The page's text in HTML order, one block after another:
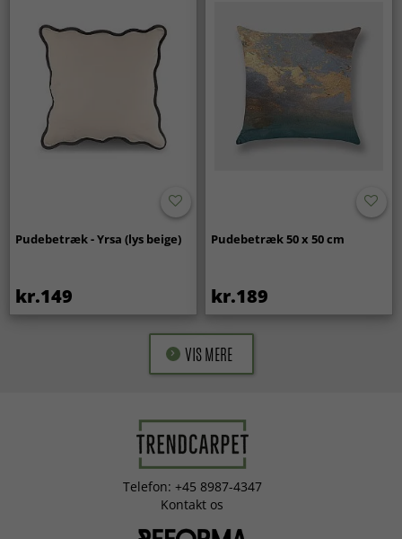
Pudebetræk - Yrsa (lys beige)
kr.149
Pudebetræk 50 x 50 cm
kr.189
VIS MERE
Telefon: +45 8987-4347
Kontakt os